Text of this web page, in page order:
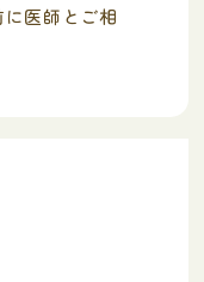
に医師とご相